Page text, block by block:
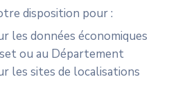
disposition pour :
les données économiques
ou au Département
les sites de localisations